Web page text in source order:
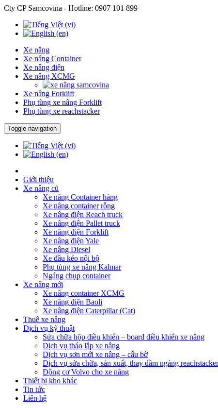
Cty CP Samcovina - Hotline: 0907 101 899
Xe nâng
Xe nâng Container
Xe nâng điện
Xe nâng XCMG
Xe nâng Forklift
Phụ tùng xe nâng Forklift
Phụ tùng xe reachstacker
Toggle navigation
Giới thiệu
Xe nâng cũ
Xe nâng Container hàng
Xe nâng container rỗng
Xe nâng điện Reach truck
Xe nâng điện Pallet truck
Xe nâng điện Forklift
Xe nâng điện Yale
Xe nâng Diesel
Xe đầu kéo nội bộ
Phụ tùng xe nâng Kalmar
Ngáng chụp container
Xe nâng mới
Xe nâng container XCMG
Xe nâng điện Baoli
Xe nâng điện Caterpillar (Cat)
Thuê xe nâng
Dịch vụ kỹ thuật
Sửa chữa hộp điều khiển – board điều khiển xe nâng
Dịch vụ tháo lắp xe nâng
Dịch vụ sơn mới xe nâng – cẩu bờ
Dịch vụ sửa chữa, sản xuất, thay dầm ngáng reachstacker
Động cơ Volvo cho xe nâng
Thiết bị kho khác
Tin tức
Liên hệ